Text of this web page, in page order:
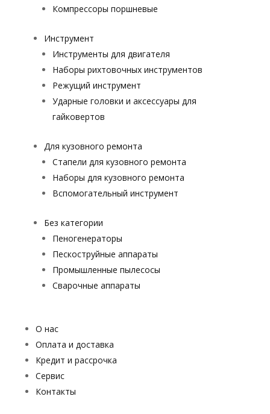
Компрессоры поршневые
Инструмент
Инструменты для двигателя
Наборы рихтовочных инструментов
Режущий инструмент
Ударные головки и аксессуары для
гайковертов
Для кузовного ремонта
Стапели для кузовного ремонта
Наборы для кузовного ремонта
Вспомогательный инструмент
Без категории
Пеногенераторы
Пескоструйные аппараты
Промышленные пылесосы
Сварочные аппараты
О нас
Оплата и доставка
Кредит и рассрочка
Сервис
Контакты